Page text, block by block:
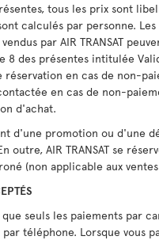
tous les prix sont
calculés par personne.
par AIR TRANSAT
des présentes intitulée
en cas de non-
en cas de non-
d'achat.
d'une promotion ou d'une
outre, AIR TRANSAT se
(non applicable aux
seuls les paiements par
téléphone. Lorsque vous